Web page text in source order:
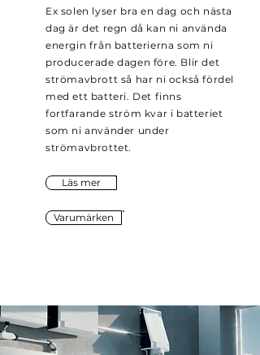
Ex solen lyser bra en dag och nästa
dag är det regn då kan ni använda
energin från batterierna som ni
producerade dagen före. Blir det
strömavbrott så har ni också fördel
med ett batteri. Det finns
fortfarande ström kvar i batteriet
som ni använder under
strömavbrottet.
Läs mer
Varumärken